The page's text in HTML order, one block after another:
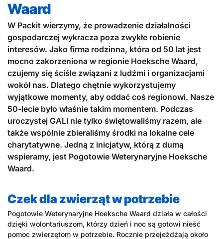
Waard
W Packit wierzymy, że prowadzenie działalności
gospodarczej wykracza poza zwykłe robienie
interesów. Jako firma rodzinna, która od 50 lat jest
mocno zakorzeniona w regionie Hoeksche Waard,
czujemy się ściśle związani z ludźmi i organizacjami
wokół nas. Dlatego chętnie wykorzystujemy
wyjątkowe momenty, aby oddać coś regionowi. Nasze
50-lecie było właśnie takim momentem. Podczas
uroczystej GALI nie tylko świętowaliśmy razem, ale
także wspólnie zbieraliśmy środki na lokalne cele
charytatywne. Jedną z inicjatyw, którą z dumą
wspieramy, jest Pogotowie Weterynaryjne Hoeksche
Waard.
Czek dla zwierząt w potrzebie
Pogotowie Weterynaryjne Hoeksche Waard działa w całości
dzięki wolontariuszom, którzy dzień i noc są gotowi nieść
pomoc zwierzętom w potrzebie. Rocznie przejeżdżają około